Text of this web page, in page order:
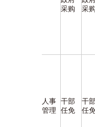
采购
采
人事
管理
干部
任免
干
任